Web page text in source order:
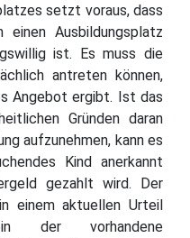
setzt voraus, dass
Ausbildungsplatz
ist. Es muss die
antreten können,
Angebot ergibt. Ist das
Gründen daran
aufzunehmen, kann es
Kind anerkannt
gezahlt wird. Der
einem aktuellen Urteil
der vorhandene